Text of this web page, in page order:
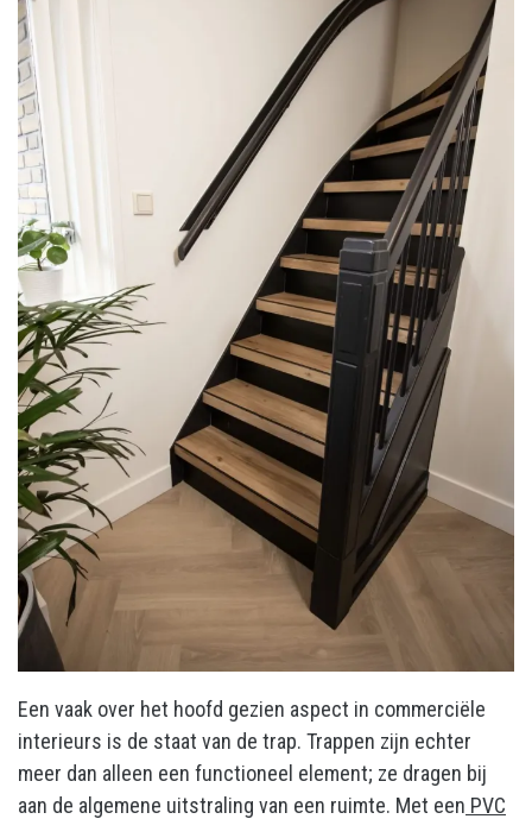
Een vaak over het hoofd gezien aspect in commerciële
interieurs is de staat van de trap. Trappen zijn echter
meer dan alleen een functioneel element; ze dragen bij
aan de algemene uitstraling van een ruimte. Met een PVC